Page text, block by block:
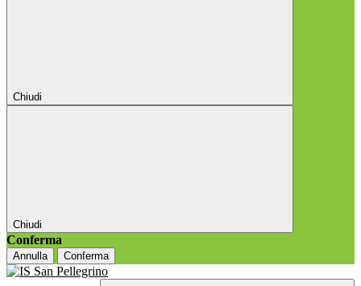
Chiudi
Chiudi
Conferma
Annulla Conferma